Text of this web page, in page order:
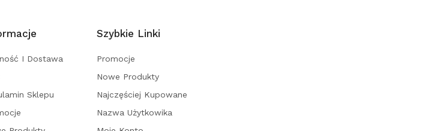
I Dostawa
Sklepu
Szybkie Linki
Promocje
Nowe Produkty
Najczęściej Kupowane
Nazwa Użytkowika